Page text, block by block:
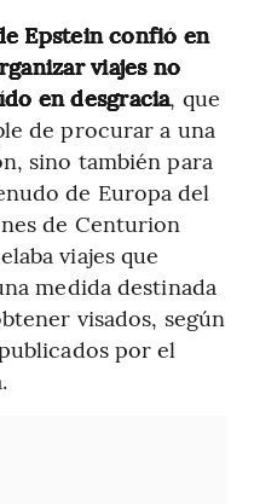
Epstein confió en
viajes no
en desgracia, que
de procurar a una
sino también para
de Europa del
de Centurion
viajes que
medida destinada
visados, según
por el